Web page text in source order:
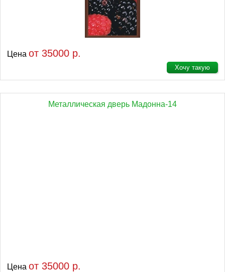
Цена от 35000 р.
Хочу такую
Металлическая дверь Мадонна-14
Цена от 35000 р.